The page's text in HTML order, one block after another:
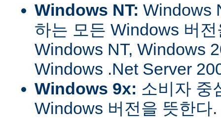
Windows NT: Windows
하는 모든 Windows 버
Windows NT, Windows
Windows .Net Server
Windows 9x: 소비자 중
Windows 버전을 뜻한다